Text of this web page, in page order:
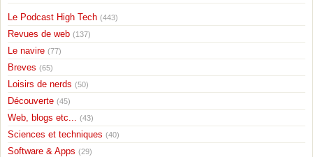
Le Podcast High Tech (443)
Revues de web (137)
Le navire (77)
Breves (65)
Loisirs de nerds (50)
Découverte (45)
Web, blogs etc... (43)
Sciences et techniques (40)
Software & Apps (29)